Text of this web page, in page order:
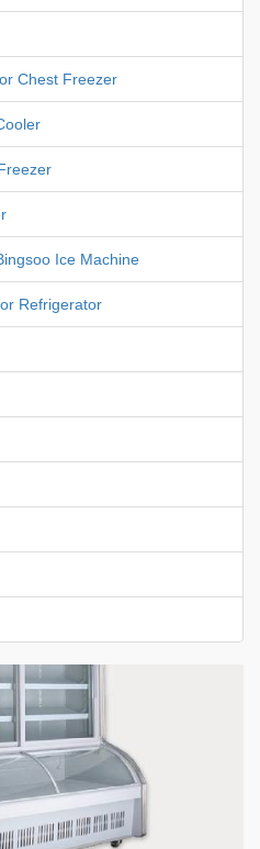
Chest Freezer
Ice Machine
Refrigerator